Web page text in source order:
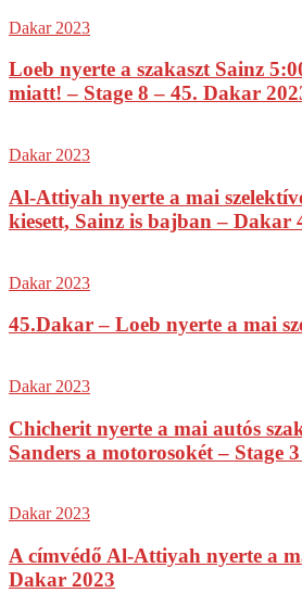
Dakar 2023
Loeb nyerte a szakaszt Sainz
miatt! – Stage 8 – 45. Dakar
Dakar 2023
Al-Attiyah nyerte a mai
kiesett, Sainz is bajban – Dakar
Dakar 2023
45.Dakar – Loeb nyerte a mai
Dakar 2023
Chicherit nyerte a mai autós
Sanders a motorosokét – Stage
Dakar 2023
A címvédő Al-Attiyah nyerte a
Dakar 2023